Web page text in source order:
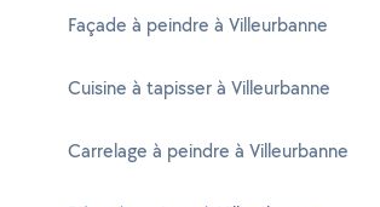
Façade à peindre à Villeurbanne
Cuisine à tapisser à Villeurbanne
Carrelage à peindre à Villeurbanne